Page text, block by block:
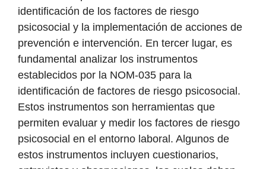
identificación de los factores de riesgo
psicosocial y la implementación de acciones de
prevención e intervención. En tercer lugar, es
fundamental analizar los instrumentos
establecidos por la NOM-035 para la
identificación de factores de riesgo psicosocial.
Estos instrumentos son herramientas que
permiten evaluar y medir los factores de riesgo
psicosocial en el entorno laboral. Algunos de
estos instrumentos incluyen cuestionarios,